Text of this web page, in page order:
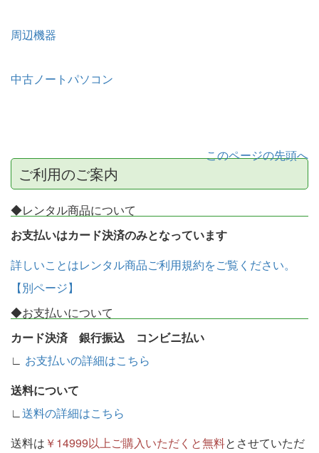
周辺機器
中古ノートパソコン
このページの先頭へ
ご利用のご案内
◆レンタル商品について
お支払いはカード決済のみとなっています
詳しいことはレンタル商品ご利用規約をご覧ください。
【別ページ】
◆お支払いについて
カード決済 銀行振込 コンビニ払い
∟ お支払いの詳細はこちら
送料について
∟送料の詳細はこちら
送料は ￥14999以上ご購入いただくと無料とさせていただ